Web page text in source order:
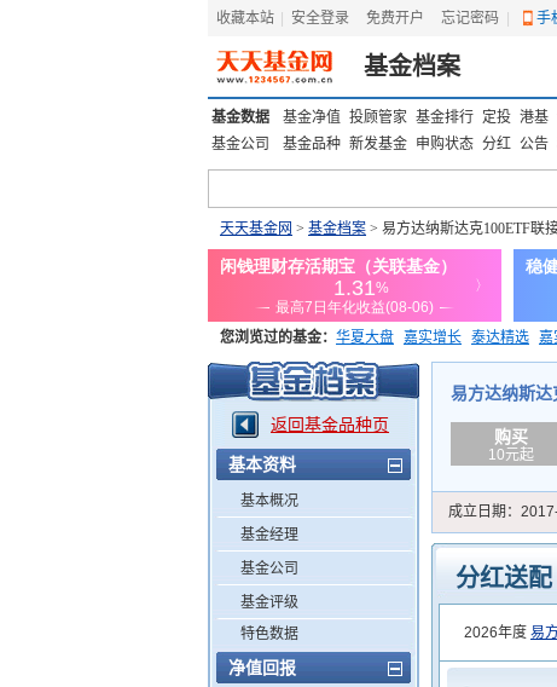
收藏本站 安全登录 免费开户 忘记密码 手
基金档案
基金数据 基金净值 投顾管家 基金排行 定投 港基
基金公司
基金品种 新发基金 申购状态 分红 公告
天天基金网 > 基金档案 > 易方达纳斯达克100ETF联
您浏览过的基金： 华夏大盘 嘉实增长 泰达精选 嘉
添富优势 华安宏利 上证180价值ETF
返回基金品种页
基本资料
基本概况
基金经理
基金公司
基金评级
特色数据
净值回报
易方达纳斯
购买
10元起
成立日期：
分红送配
2026年度 易